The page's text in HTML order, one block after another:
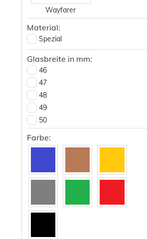
Wayfarer
Material:
Spezial
Glasbreite in mm:
46
47
48
49
50
52
55
57
Farbe: